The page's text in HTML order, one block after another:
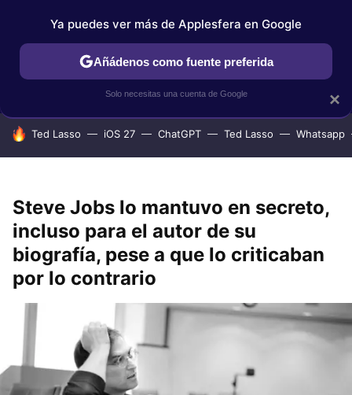
IPHONE TUTORIALES APPLESFERA SELECCIÓN
HOY SE HABLA DE
Ted Lasso iOS 27 ChatGPT Ted Lasso Whatsapp
Steve Jobs lo mantuvo en secreto,
incluso para el autor de su
biografía, pese a que lo criticaban
por lo contrario
×
Ya puedes ver más de Applesfera en Google
Añádenos como fuente preferida
Solo necesitas una cuenta de Google